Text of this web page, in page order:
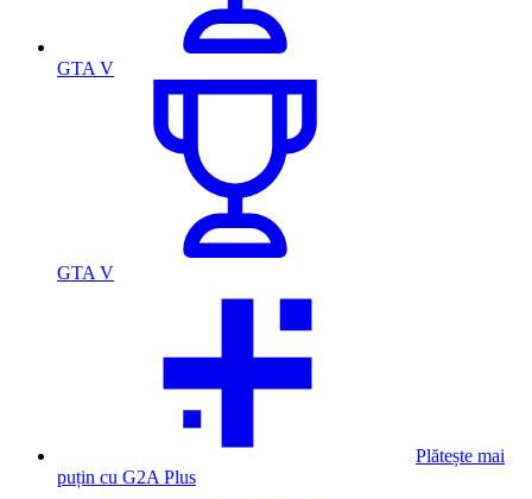
GTA V
GTA V
Plătește mai
puțin cu G2A Plus